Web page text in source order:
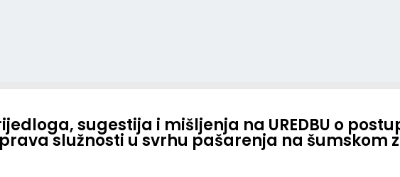
sugestija i mišljenja na UREDBU o
služnosti u svrhu pašarenja na šumskom